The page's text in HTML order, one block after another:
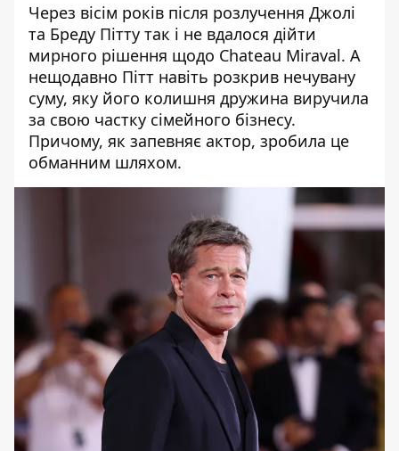
Через вісім років після розлучення Джолі
та Бреду Пітту так і не вдалося дійти
мирного рішення щодо Chateau Miraval. А
нещодавно Пітт навіть розкрив нечувану
суму, яку його колишня дружина виручила
за свою частку сімейного бізнесу.
Причому, як запевняє актор, зробила це
обманним шляхом.